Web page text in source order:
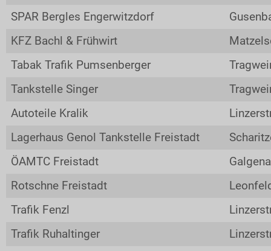
Gemeinden
Ticket AGB
Merchandise Shop
Rallye-Journal
Archiv
Kontakt
SPAR Bergles Engerwitzdorf
KFZ Bachl & Frühwirt
Tabak Trafik Pumsenberger
Tankstelle Singer
Autoteile Kralik
Lagerhaus Genol Tankstelle Freistadt
ÖAMTC Freistadt
Rotschne Freistadt
Trafik Fenzl
Trafik Ruhaltinger